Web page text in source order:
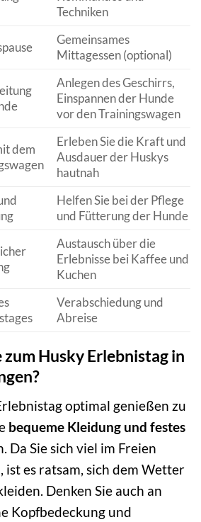
Techniken
Gemeinsames
Mittagessen (optional)
Anlegen des Geschirrs,
Einspannen der Hunde
vor den Trainingswagen
dem
Erleben Sie die Kraft und
Ausdauer der Huskys
hautnah
Helfen Sie bei der Pflege
und Fütterung der Hunde
Austausch über die
Erlebnisse bei Kaffee und
Kuchen
Verabschiedung und
Abreise
zum Husky Erlebnistag in
optimal genießen zu
bequeme Kleidung und festes
Da Sie sich viel im Freien
es ratsam, sich dem Wetter
Denken Sie auch an
Kopfbedeckung und